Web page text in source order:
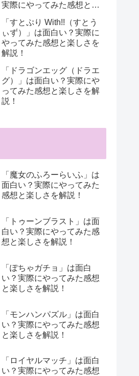
実際にやってみた感想と楽
「すとぷり With!!（すとう
ぃず）」は面白い？実際に
やってみた感想と楽しさを
解説！
「ドラゴンエッグ（ドラエ
グ）」は面白い？実際にや
ってみた感想と楽しさを解
説！
「魔女のふろーらいふ」は
面白い？実際にやってみた
感想と楽しさを解説！
「トゥーンブラスト」は面
白い？実際にやってみた感
想と楽しさを解説！
「ぽちゃガチョ」は面白
い？実際にやってみた感想
と楽しさを解説！
「モンハンパズル」は面白
い？実際にやってみた感想
と楽しさを解説！
「ロイヤルマッチ」は面白
い？実際にやってみた感想